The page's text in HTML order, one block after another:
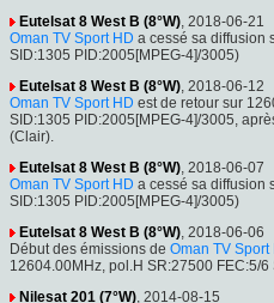
Eutelsat 8 West B (8°W), 2018-06-21
Oman TV Sport HD a cessé sa diffusion
SID:1305 PID:2005[MPEG-4]/3005)
Eutelsat 8 West B (8°W), 2018-06-12
Oman TV Sport HD est de retour sur
SID:1305 PID:2005[MPEG-4]/3005,
(Clair).
Eutelsat 8 West B (8°W), 2018-06-07
Oman TV Sport HD a cessé sa diffusion
SID:1305 PID:2005[MPEG-4]/3005)
Eutelsat 8 West B (8°W), 2018-06-06
Début des émissions de Oman TV Sport
12604.00MHz, pol.H SR:27500 FEC:5/
Nilesat 201 (7°W), 2014-08-15